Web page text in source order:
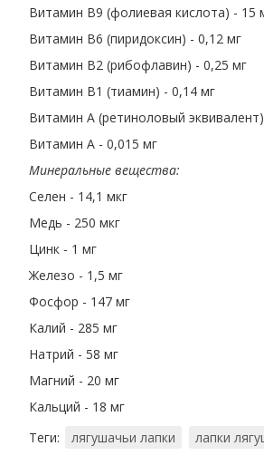
Витамин B9 (фолиевая кислота) - 15
Витамин B6 (пиридоксин) - 0,12 мг
Витамин B2 (рибофлавин) - 0,25 мг
Витамин B1 (тиамин) - 0,14 мг
Витамин A (ретиноловый
Витамин A - 0,015 мг
Минеральные вещества:
Селен - 14,1 мкг
Медь - 250 мкг
Цинк - 1 мг
Железо - 1,5 мг
Фосфор - 147 мг
Калий - 285 мг
Натрий - 58 мг
Магний - 20 мг
Кальций - 18 мг
Теги:
лягушачьи лапки лапки